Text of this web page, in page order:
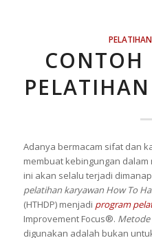
CONTOH
Adanya bermacam sifat dan
membuat kebingungan
ini akan selalu terjadi
pelatihan karyawan How To
(HTHDP) menjadi program
Improvement Focus®. Metode
digunakan adalah bukan